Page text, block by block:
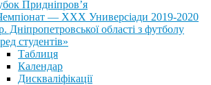
Придніпров’я
— ХХХ Универсіади 2019-2020
Дніпропетровської області з футболу
студентів»
Таблиця
Календар
Дискваліфікації